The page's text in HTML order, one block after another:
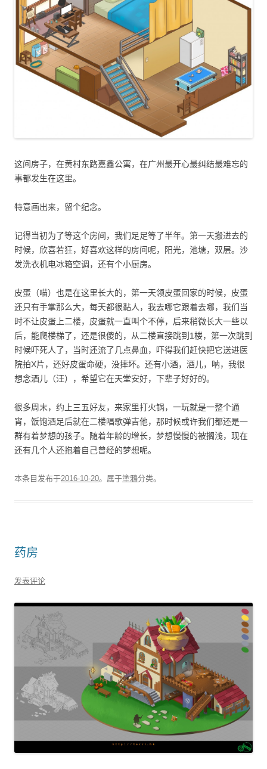
这间房子，在黄村东路嘉鑫公寓，在广州最开心最纠结最难忘的
事都发生在这里。
特意画出来，留个纪念。
记得当初为了等这个房间，我们足足等了半年。第一天搬进去的
时候，欣喜若狂，好喜欢这样的房间呢，阳光，池塘，双层。沙
发洗衣机电冰箱空调，还有个小厨房。
皮蛋（喵）也是在这里长大的，第一天领皮蛋回家的时候，皮蛋
还只有手掌那么大，每天都很黏人，我去哪它跟着去哪，我们当
时不让皮蛋上二楼，皮蛋就一直叫个不停，后来稍微长大一些以
后，能爬楼梯了，还是很傻的，从二楼直接跳到1楼，第一次跳到
时候吓死人了，当时还流了几点鼻血，吓得我们赶快把它送进医
院拍X片，还好皮蛋命硬，没摔坏。还有小酒，酒儿，呐，我很
想念酒儿（汪），希望它在天堂安好，下辈子好好的。
很多周末，约上三五好友，来家里打火锅，一玩就是一整个通
宵，饭饱酒足后就在二楼唱歌弹吉他，那时候或许我们都还是一
群有着梦想的孩子。随着年龄的增长，梦想慢慢的被搁浅，现在
还有几个人还抱着自己曾经的梦想呢。
本条目发布于2016-10-20。属于塗鴉分类。
药房
发表评论